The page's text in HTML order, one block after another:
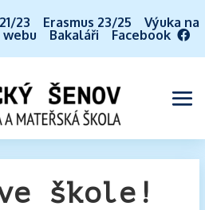
23 Erasmus 23/25
Výuka na
webu
Bakaláři Facebook
ve škole!